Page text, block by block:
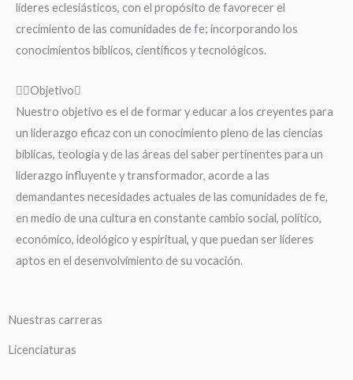
líderes eclesiásticos, con el propósito de favorecer el
crecimiento de las comunidades de fe; incorporando los
conocimientos bíblicos, científicos y tecnológicos.
Objetivo
Nuestro objetivo es el de formar y educar a los creyentes para
un liderazgo eficaz con un conocimiento pleno de las ciencias
bíblicas, teología y de las áreas del saber pertinentes para un
liderazgo influyente y transformador, acorde a las
demandantes necesidades actuales de las comunidades de fe,
en medio de una cultura en constante cambio social, político,
económico, ideológico y espiritual, y que puedan ser líderes
aptos en el desenvolvimiento de su vocación.
Nuestras carreras
Licenciaturas